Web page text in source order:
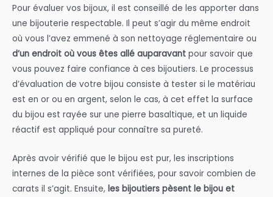
Pour évaluer vos bijoux, il est conseillé de les apporter dans
une bijouterie respectable. Il peut s’agir du même endroit
où vous l’avez emmené à son nettoyage réglementaire ou
d’un endroit où vous êtes allé auparavant pour savoir que
vous pouvez faire confiance à ces bijoutiers. Le processus
d’évaluation de votre bijou consiste à tester si le matériau
est en or ou en argent, selon le cas, à cet effet la surface
du bijou est rayée sur une pierre basaltique, et un liquide
réactif est appliqué pour connaître sa pureté.
Après avoir vérifié que le bijou est pur, les inscriptions
internes de la pièce sont vérifiées, pour savoir combien de
carats il s’agit. Ensuite, les bijoutiers pèsent le bijou et